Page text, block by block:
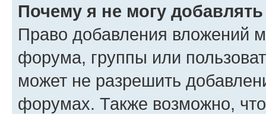
Почему я не могу
Право добавления вложений
форума, группы или
может не разрешить
форумах. Также возможно,